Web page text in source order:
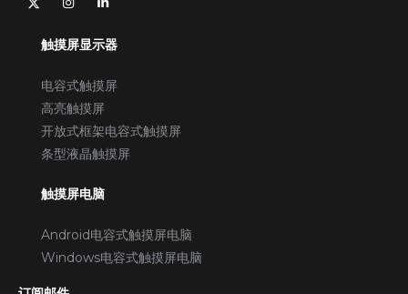
触摸屏显示器
电容式触摸屏
高亮触摸屏
开放式框架电容式触摸屏
条型液晶触摸屏
触摸屏电脑
Android电容式触摸屏电脑
Windows电容式触摸屏电脑